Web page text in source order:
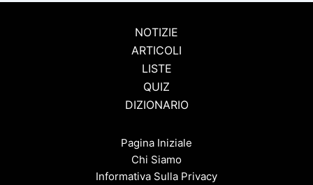
NOTIZIE
ARTICOLI
LISTE
QUIZ
DIZIONARIO
Pagina Iniziale
Chi Siamo
Informativa Sulla Privacy